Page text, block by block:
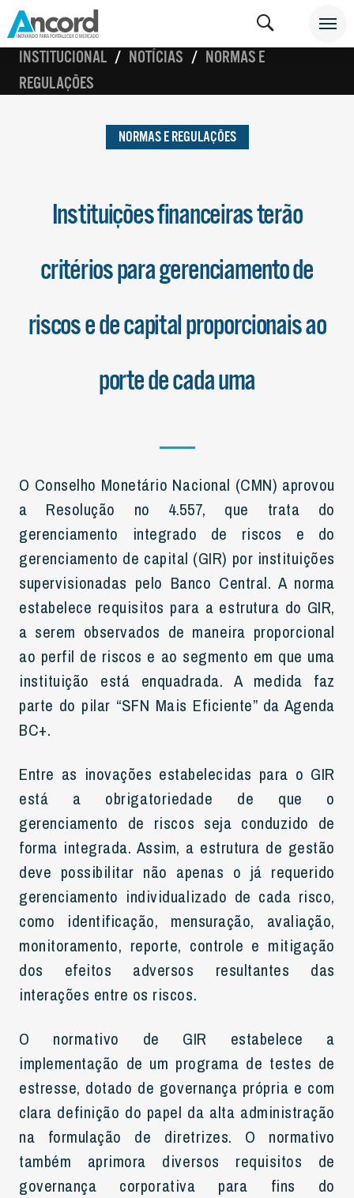
INSTITUCIONAL NOTÍCIAS
NORMAS E
REGULAÇÕES
NORMAS E REGULAÇÕES
Instituições financeiras terão
critérios para gerenciamento de
riscos e de capital proporcionais ao
porte de cada uma
O Conselho Monetário Nacional (CMN) aprovou
a Resolução no 4.557, que trata do
gerenciamento integrado de riscos e do
gerenciamento de capital (GIR) por instituições
supervisionadas pelo Banco Central. A norma
estabelece requisitos para a estrutura do GIR,
a serem observados de maneira proporcional
ao perfil de riscos e ao segmento em que uma
instituição está enquadrada. A medida faz
parte do pilar “SFN Mais Eficiente” da Agenda
BC+.
Entre as inovações estabelecidas para o GIR
está a obrigatoriedade de que o
gerenciamento de riscos seja conduzido de
forma integrada. Assim, a estrutura de gestão
deve possibilitar não apenas o já requerido
gerenciamento individualizado de cada risco,
como identificação, mensuração, avaliação,
monitoramento, reporte, controle e mitigação
dos efeitos adversos resultantes das
interações entre os riscos.
O normativo de GIR estabelece a
implementação de um programa de testes de
estresse, dotado de governança própria e com
clara definição do papel da alta administração
na formulação de diretrizes. O normativo
também aprimora diversos requisitos de
governança corporativa para fins do